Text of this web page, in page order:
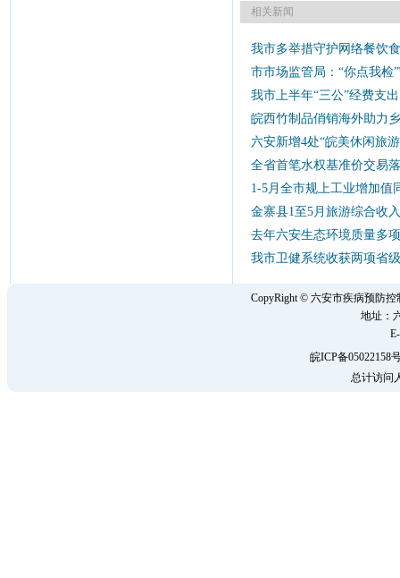
相关新闻
我市多举措守护网络餐饮
市市场监管局：“你点我检
我市上半年“三公”经费支
皖西竹制品俏销海外助力
六安新增4处“皖美休闲旅
全省首笔水权基准价交易
1-5月全市规上工业增加值
金寨县1至5月旅游综合收
去年六安生态环境质量多
我市卫健系统收获两项省
CopyRight © 六安市疾病预防
地址：
皖ICP备05022158
总计访问